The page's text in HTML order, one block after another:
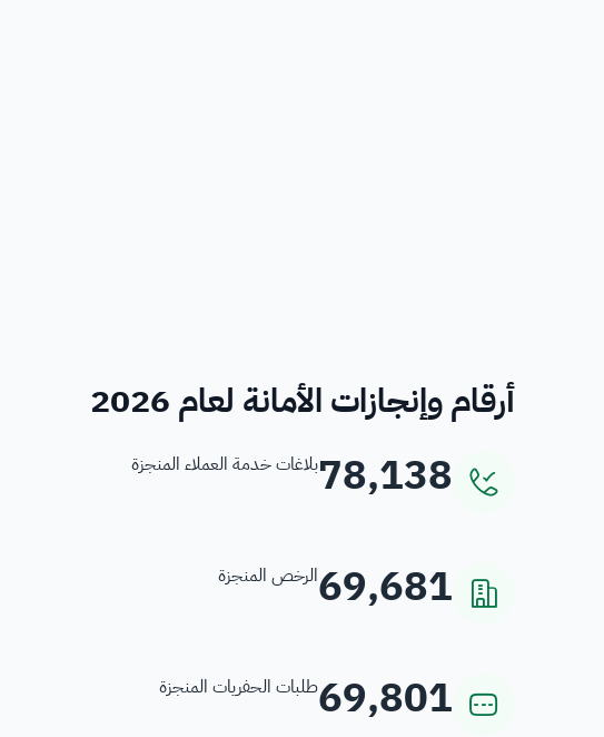
أرقام وإنجازات الأمانة لعام 2026
78,138بلاغات خدمة العملاء المنجزة
69,681الرخص المنجزة
69,801طلبات الحفريات المنجزة